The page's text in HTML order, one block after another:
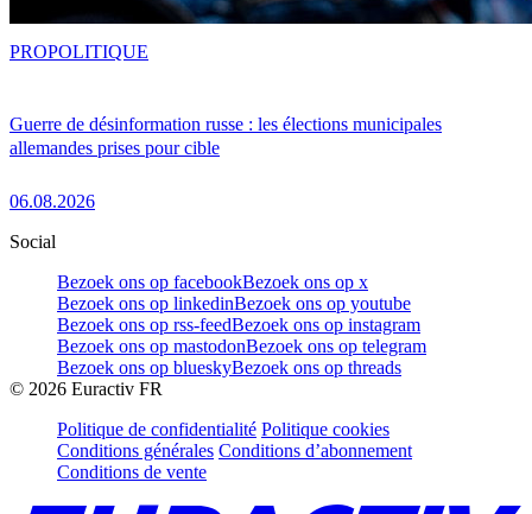
Guerre de désinformation russe : les élections municipales
allemandes prises pour cible
06.08.2026
PROPOLITIQUE
Social
Bezoek ons op facebookBezoek ons op x
Bezoek ons op linkedinBezoek ons op youtube
Bezoek ons op rss-feedBezoek ons op instagram
Bezoek ons op mastodonBezoek ons op telegram
Bezoek ons op blueskyBezoek ons op threads
© 2026 Euractiv FR
Politique de confidentialité Politique cookies
Conditions générales Conditions d’abonnement
Conditions de vente